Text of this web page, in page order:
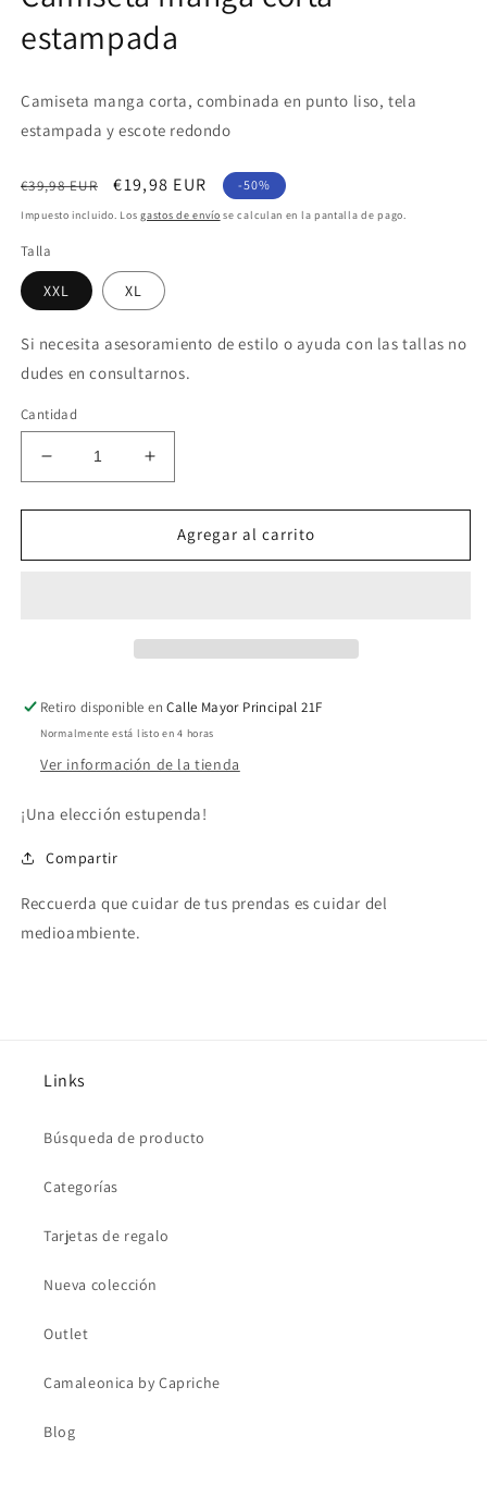
modal
estampada
Camiseta manga corta, combinada en punto liso, tela
estampada y escote redondo
Precio
habitual
€39,98 EUR
Precio
de
€19,98 EUR -50%
Impuesto incluido. Losgastos de envío se calculan en la pantalla de pago.
Talla
XXL XL
Si necesita asesoramiento de estilo o ayuda con las tallas no
dudes en consultarnos.
Cantidad
Reducir
cantidad
para
manga
Aumentar
cantidad
para
Camiseta
manga
Agregar al carrito
Retiro disponible enCalle Mayor Principal 21F
Normalmente está listo en 4 horas
Ver información de la tienda
¡Una elección estupenda!
Compartir
Reccuerda que cuidar de tus prendas es cuidar del
medioambiente.
Links
Búsqueda de producto
Categorías
Tarjetas de regalo
Nueva colección
Outlet
Camaleonica by Capriche
Blog